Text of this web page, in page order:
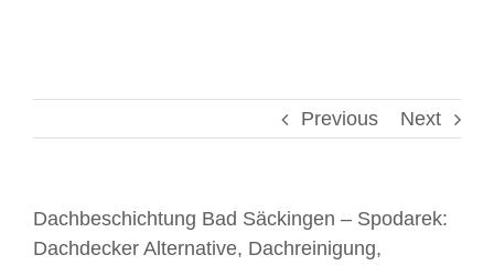
Previous Next
Dachbeschichtung Bad Säckingen – Spodarek:
Dachdecker Alternative, Dachreinigung,